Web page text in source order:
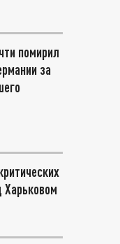
помирил
за
Харьковом